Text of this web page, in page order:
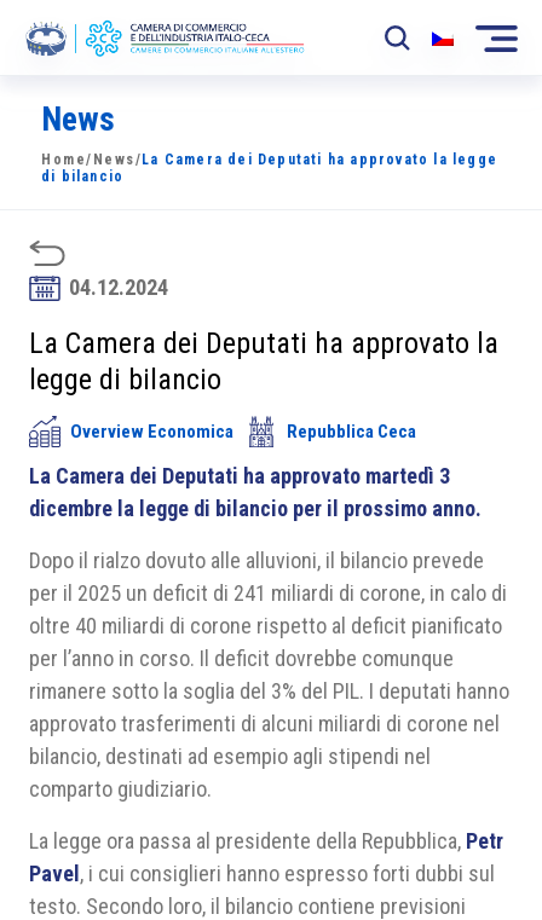
La Camera
News
Sviluppo Mercato
Soci
Partner
Progetti
Area riservata
News
Home/ News/ La Camera dei Deputati ha approvato la legge
di bilancio
04.12.2024
La Camera dei Deputati ha approvato la
legge di bilancio
Overview Economica Repubblica Ceca
La Camera dei Deputati ha approvato martedì 3
dicembre la legge di bilancio per il prossimo anno.
Dopo il rialzo dovuto alle alluvioni, il bilancio prevede
per il 2025 un deficit di 241 miliardi di corone, in calo di
oltre 40 miliardi di corone rispetto al deficit pianificato
per l’anno in corso. Il deficit dovrebbe comunque
rimanere sotto la soglia del 3% del PIL. I deputati hanno
approvato trasferimenti di alcuni miliardi di corone nel
bilancio, destinati ad esempio agli stipendi nel
comparto giudiziario.
La legge ora passa al presidente della Repubblica, Petr
Pavel , i cui consiglieri hanno espresso forti dubbi sul
testo. Secondo loro, il bilancio contiene previsioni